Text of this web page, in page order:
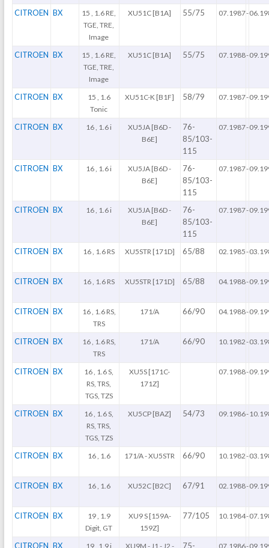
CITROEN BX
15 , 1.6 RE,
TGE, TRE,
Image
XU51C [B1A] 55/75 07.1987-
CITROEN BX
15 , 1.6 RE,
TGE, TRE,
Image
XU51C [B1A] 55/75 07.1988-
CITROEN BX
15 , 1.6
Tonic
XU51C-K [B1F] 58/79 07.1987-
CITROEN BX 16 , 1.6 i
XU5JA [B6D -
B6E]
76-
85/103-
115
07.1987-
CITROEN BX 16 , 1.6 i
XU5JA [B6D -
B6E]
76-
85/103-
115
07.1987-
CITROEN BX 16 , 1.6 i
XU5JA [B6D -
B6E]
76-
85/103-
115
07.1987-
CITROEN BX 16 , 1.6 RS XU5STR [171D] 65/88 02.1985-
CITROEN BX 16 , 1.6 RS XU5STR [171D] 65/88 04.1988-
CITROEN BX
16 , 1.6 RS,
TRS
171/A 66/90 04.1988-
CITROEN BX
16 , 1.6 RS,
TRS
171/A 66/90 10.1982-
CITROEN BX
16 , 1.6 S,
RS, TRS,
TGS, TZS
XU5S [171C-
171Z]
07.1988-
CITROEN BX
16 , 1.6 S,
RS, TRS,
TGS, TZS
XU5CP [BAZ] 54/73 09.1986-
CITROEN BX 16 , 1.6 171/A - XU5STR 66/90 10.1982-
CITROEN BX 16 , 1.6 XU52C [B2C] 67/91 02.1988-
CITROEN BX
19 , 1.9
Digit, GT
XU9 S [159A-
159Z]
77/105 10.1984-
CITROEN BX 19 , 1.9 i XU9M - J1 - J2 - 75- 07.1986-